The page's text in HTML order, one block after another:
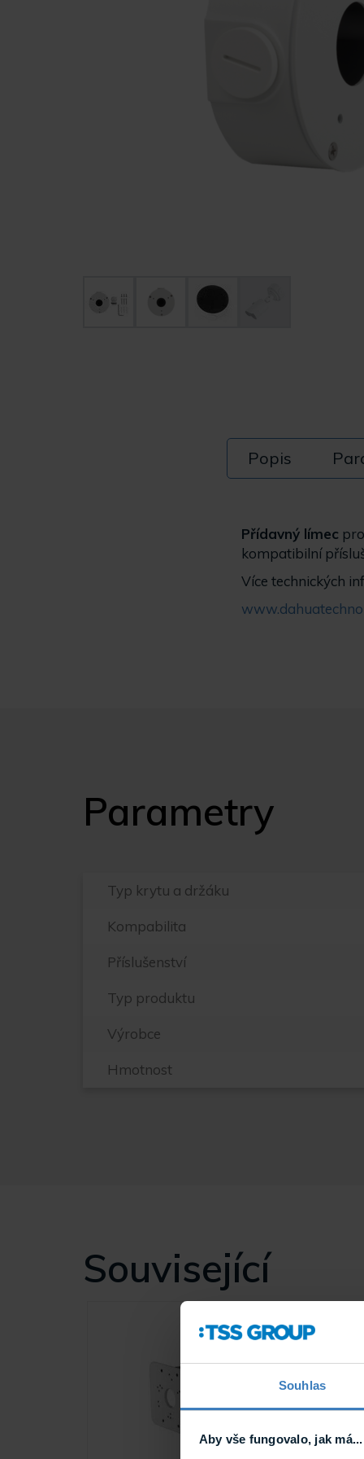
Souhlas
Aby vše fungovalo, jak má...
Popis
Přídavný límec
kompatibilní
Více technických
Parametry
Typ krytu a držáku
Kompabilita
Příslušenství
Typ produktu
Výrobce
Hmotnost
Související